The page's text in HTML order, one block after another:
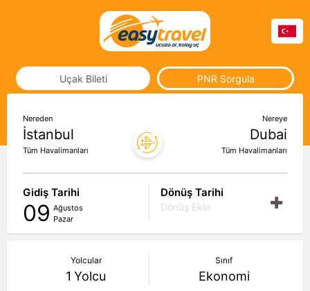
Uçak Bileti PNR Sorgula
Nereden
İstanbul
Tüm Havalimanları
Nereye
Dubai
Tüm Havalimanları
Gidiş Tarihi
09 Ağustos
Pazar
Dönüş Tarihi
Dönüş Ekle
Yolcular
1 Yolcu
Sınıf
Ekonomi